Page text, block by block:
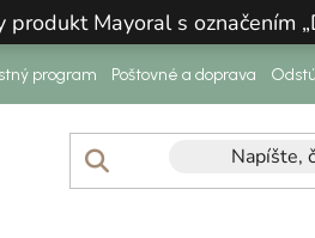
produkt Mayoral s označením
program Poštovné a doprava